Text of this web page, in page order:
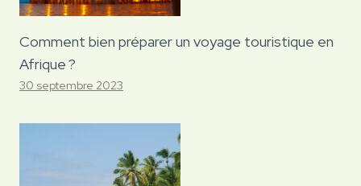
Comment bien préparer un voyage touristique en
Afrique ?
30 septembre 2023